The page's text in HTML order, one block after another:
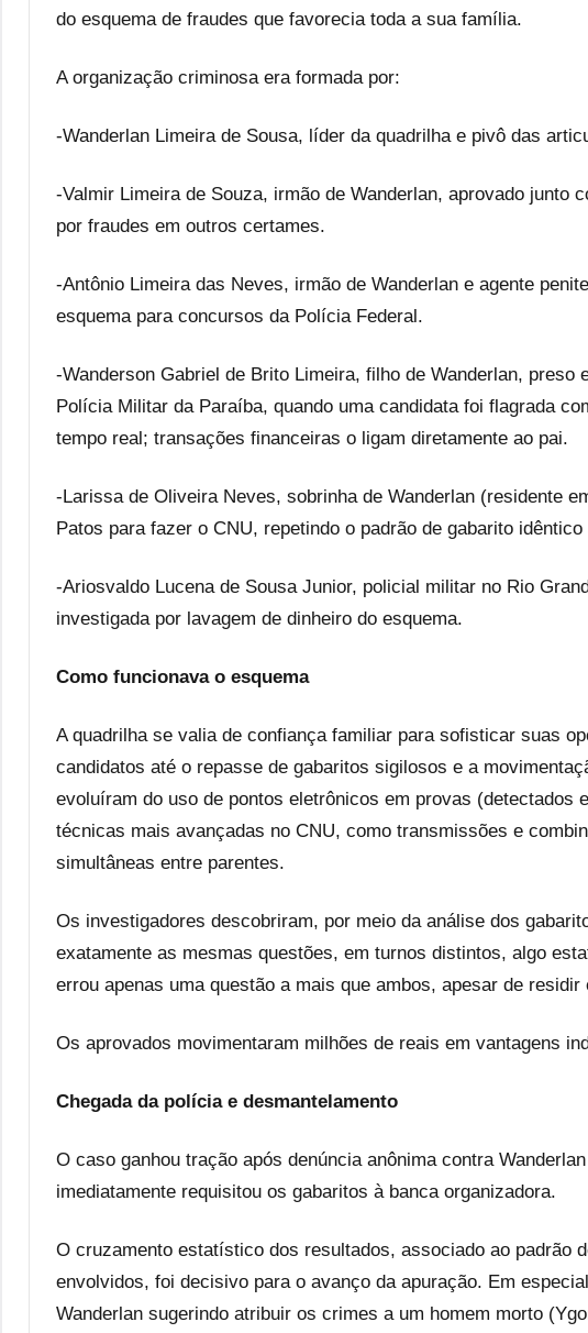
do esquema de fraudes que favorecia toda a sua família.
A organização criminosa era formada por:
-Wanderlan Limeira de Sousa, líder da quadrilha e pivô das
-Valmir Limeira de Souza, irmão de Wanderlan, aprovado junto
por fraudes em outros certames.
-Antônio Limeira das Neves, irmão de Wanderlan e agente
esquema para concursos da Polícia Federal.
-Wanderson Gabriel de Brito Limeira, filho de Wanderlan, preso
Polícia Militar da Paraíba, quando uma candidata foi flagrada
tempo real; transações financeiras o ligam diretamente ao pai.
-Larissa de Oliveira Neves, sobrinha de Wanderlan (residente
Patos para fazer o CNU, repetindo o padrão de gabarito
-Ariosvaldo Lucena de Sousa Junior, policial militar no Rio
investigada por lavagem de dinheiro do esquema.
Como funcionava o esquema
A quadrilha se valia de confiança familiar para sofisticar suas
candidatos até o repasse de gabaritos sigilosos e a
evoluíram do uso de pontos eletrônicos em provas (detectados
técnicas mais avançadas no CNU, como transmissões e
simultâneas entre parentes.
Os investigadores descobriram, por meio da análise dos
exatamente as mesmas questões, em turnos distintos, algo
errou apenas uma questão a mais que ambos, apesar de
Os aprovados movimentaram milhões de reais em vantagens
Chegada da polícia e desmantelamento
O caso ganhou tração após denúncia anônima contra
imediatamente requisitou os gabaritos à banca organizadora.
O cruzamento estatístico dos resultados, associado ao padrão
envolvidos, foi decisivo para o avanço da apuração. Em
Wanderlan sugerindo atribuir os crimes a um homem morto